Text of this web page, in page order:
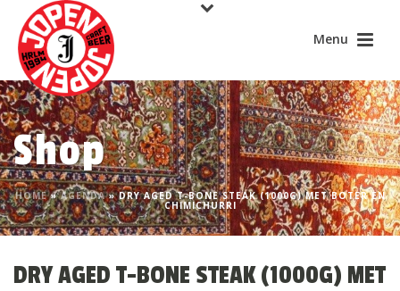
Shop
HOME»AGENDA»DRY AGED T-BONE STEAK (1000G) MET BOTER EN
CHIMICHURRI
DRY AGED T-BONE STEAK (1000G) MET